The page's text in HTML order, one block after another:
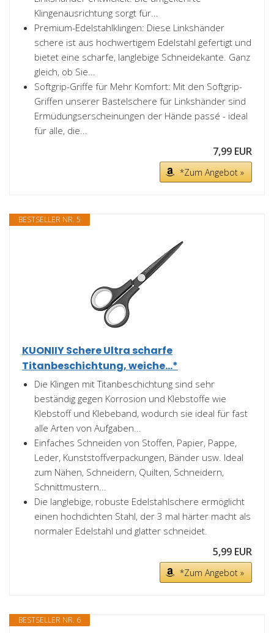
Klingenausrichtung sorgt für...
Premium-Edelstahlklingen: Diese Linkshänder
schere ist aus hochwertigem Edelstahl gefertigt und
bietet eine scharfe, langlebige Schneidekante. Ganz
gleich, ob Sie...
Softgrip-Griffe für Mehr Komfort: Mit den Softgrip-
Griffen unserer Bastelschere für Linkshänder sind
Ermüdungserscheinungen der Hände passé - ideal
für alle, die...
7,99 EUR
*Zum Angebot »
BESTSELLER NR. 5
KUONIIY Schere Ultra scharfe
Titanbeschichtung, weiche...*
Die Klingen mit Titanbeschichtung sind sehr
beständig gegen Korrosion und Klebstoffe wie
Klebstoff und Klebeband, wodurch sie ideal für fast
alle Arten von Aufgaben...
Einfaches Schneiden von Stoffen, Papier, Pappe,
Leder, Kunststoffverpackungen, Bänder usw. Ideal
zum Nähen, Schneidern, Quilten, Schneidern,
Schnittmustern...
Die langlebige, robuste Edelstahlschere ermöglicht
einen hochdichten Stahl, der 3 mal härter macht als
normaler Edelstahl und glatter schneidet.
5,99 EUR
*Zum Angebot »
BESTSELLER NR. 6